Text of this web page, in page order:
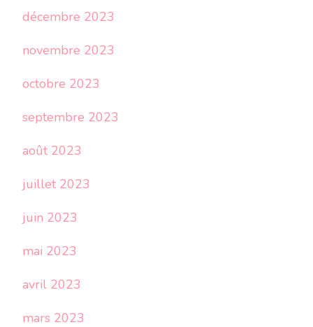
décembre 2023
novembre 2023
octobre 2023
septembre 2023
août 2023
juillet 2023
juin 2023
mai 2023
avril 2023
mars 2023